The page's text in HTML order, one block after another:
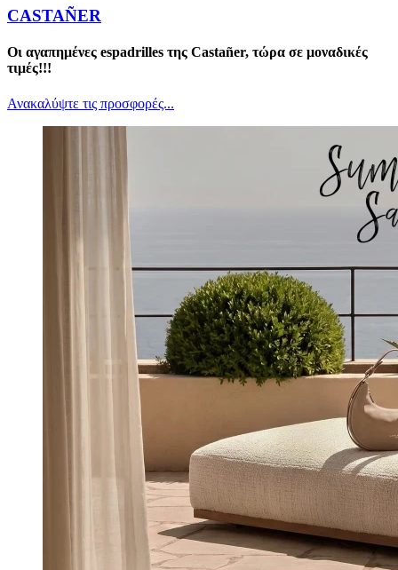
CASTAÑER
Οι αγαπημένες espadrilles της Castañer, τώρα σε μοναδικές
τιμές!!!
Ανακαλύψτε τις προσφορές...